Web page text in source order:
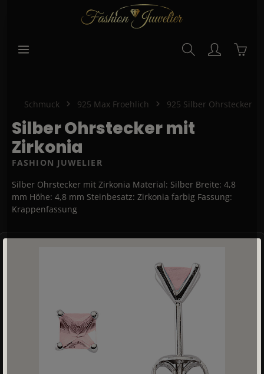
Schmuck 925 Max Froehlich 925 Silber Ohrstecker
Silber Ohrstecker mit
Zirkonia
FASHION JUWELIER
Silber Ohrstecker mit Zirkonia Material: Silber Breite: 4,8
mm Höhe: 4,8 mm Steinbesatz: Zirkonia farbig Fassung:
Krappenfassung
Bildergalerie überspringen